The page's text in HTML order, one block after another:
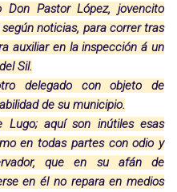
Pastor López, jovencito
noticias, para correr tras
auxiliar en la inspección á un
Sil.
delegado con objeto de
de su municipio.
Lugo; aquí son inútiles esas
en todas partes con odio y
que en su afán de
en él no repara en medios